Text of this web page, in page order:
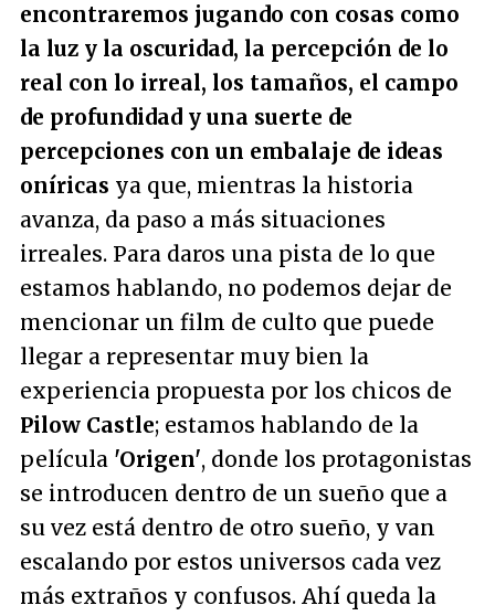
encontraremos jugando con cosas como
la luz y la oscuridad, la percepción de lo
real con lo irreal, los tamaños, el campo
de profundidad y una suerte de
percepciones con un embalaje de ideas
oníricas ya que, mientras la historia
avanza, da paso a más situaciones
irreales. Para daros una pista de lo que
estamos hablando, no podemos dejar de
mencionar un film de culto que puede
llegar a representar muy bien la
experiencia propuesta por los chicos de
Pilow Castle; estamos hablando de la
película 'Origen', donde los protagonistas
se introducen dentro de un sueño que a
su vez está dentro de otro sueño, y van
escalando por estos universos cada vez
más extraños y confusos. Ahí queda la